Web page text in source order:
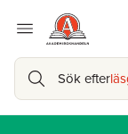
Sök efter